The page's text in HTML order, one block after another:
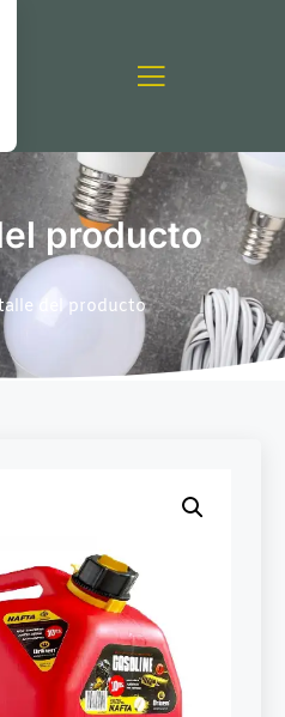
producto
del producto